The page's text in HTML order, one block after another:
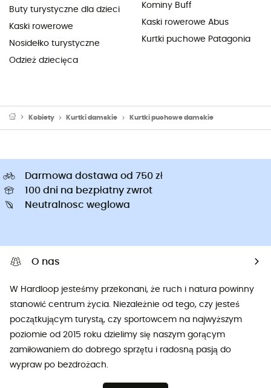
Buty turystyczne dla dzieci
Kaski rowerowe
Nosidełko turystyczne
Odzież dziecięca
Kominy Buff
Kaski rowerowe Abus
Kurtki puchowe Patagonia
Kobiety Kurtki damskie Kurtki puchowe damskie
Darmowa dostawa od 750 zł
100 dni na bezpłatny zwrot
Neutralnosc weglowa
O nas
W Hardloop jesteśmy przekonani, że ruch i natura powinny
stanowić centrum życia. Niezależnie od tego, czy jesteś
początkującym turystą, czy sportowcem na najwyższym
poziomie od 2015 roku dzielimy się naszym gorącym
zamiłowaniem do dobrego sprzętu i radosną pasją do
wypraw po bezdrożach.